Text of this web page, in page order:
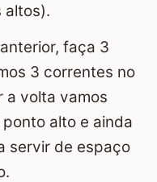
altos).
faça 3
3 correntes no
a volta vamos
alto e ainda
servir de espaço